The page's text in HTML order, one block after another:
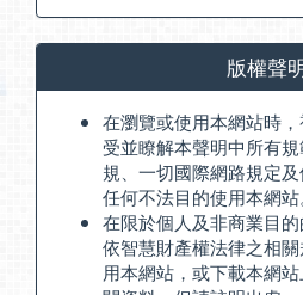
版權聲
在瀏覽或使用本網站時
受並瞭解本聲明中所有
規、一切國際網路規定
任何不法目的使用本網站
在限於個人及非商業目
依智慧財產權法律之相
用本網站，或下載本網